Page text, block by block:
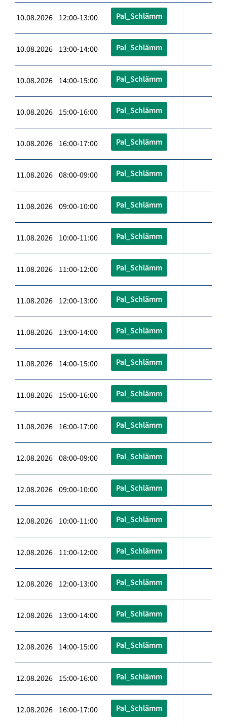
10.08.2026 12:00-13:00 Pal_Schlämm
10.08.2026 13:00-14:00 Pal_Schlämm
10.08.2026 14:00-15:00 Pal_Schlämm
10.08.2026 15:00-16:00 Pal_Schlämm
10.08.2026 16:00-17:00 Pal_Schlämm
11.08.2026 08:00-09:00 Pal_Schlämm
11.08.2026 09:00-10:00 Pal_Schlämm
11.08.2026 10:00-11:00 Pal_Schlämm
11.08.2026 11:00-12:00 Pal_Schlämm
11.08.2026 12:00-13:00 Pal_Schlämm
11.08.2026 13:00-14:00 Pal_Schlämm
11.08.2026 14:00-15:00 Pal_Schlämm
11.08.2026 15:00-16:00 Pal_Schlämm
11.08.2026 16:00-17:00 Pal_Schlämm
12.08.2026 08:00-09:00 Pal_Schlämm
12.08.2026 09:00-10:00 Pal_Schlämm
12.08.2026 10:00-11:00 Pal_Schlämm
12.08.2026 11:00-12:00 Pal_Schlämm
12.08.2026 12:00-13:00 Pal_Schlämm
12.08.2026 13:00-14:00 Pal_Schlämm
12.08.2026 14:00-15:00 Pal_Schlämm
12.08.2026 15:00-16:00 Pal_Schlämm
12.08.2026 16:00-17:00 Pal_Schlämm